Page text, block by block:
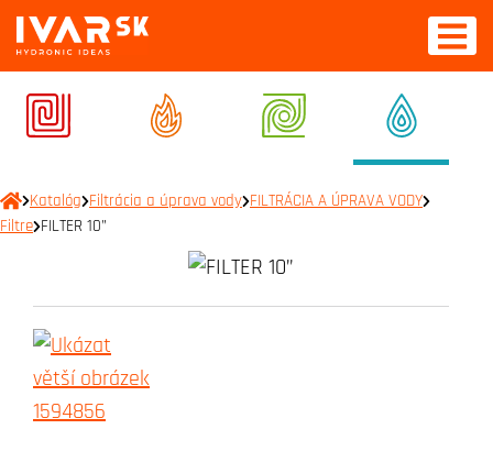
Katalóg Filtrácia a úprava vody FILTRÁCIA A ÚPRAVA VODY
Filtre FILTER 10”